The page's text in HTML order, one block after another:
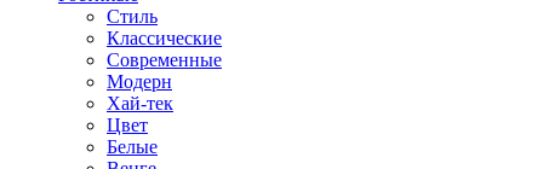
Стиль
Классические
Современные
Модерн
Хай-тек
Цвет
Белые